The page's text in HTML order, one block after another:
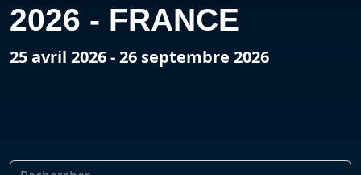
2026 - FRANCE
25 avril 2026 - 26 septembre 2026